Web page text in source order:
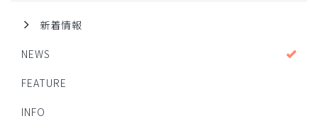
新着情報
NEWS
FEATURE
INFO